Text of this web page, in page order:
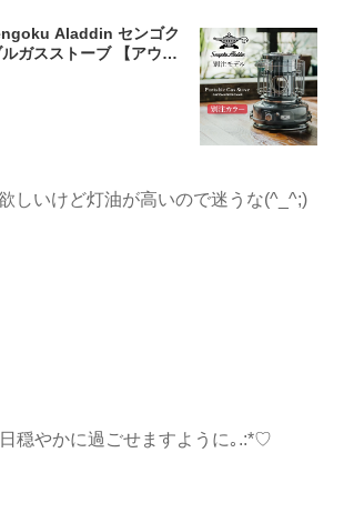
Aladdin センゴク
ガスストーブ 【アウト
れ】
しいけど灯油が高いので迷うな(^_^;)
穏やかに過ごせますように｡.:*♡